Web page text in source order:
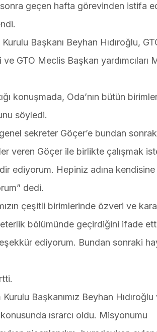
geçen hafta görevinden istifa
Başkanı Beyhan Hıdıroğlu,
GTO Meclis Başkan yardımcıları
konuşmada, Oda’nın bütün
söyledi.
sekreter Göçer’e bundan
veren Göçer ile birlikte çalışmak
ediyorum. Hepiniz adına kendisine
dedi.
çeşitli birimlerinde özveri ve
bölümünde geçirdiğini ifade
ediyorum. Bundan sonraki
Başkanımız Beyhan Hıdıroğlu
ısrarcı oldu. Misyonumu